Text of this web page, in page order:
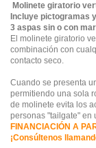
Molinete giratorio
Incluye pictogramas
3 aspas sin o con
El molinete giratorio
combinación con
contacto seco.
Cuando se presenta
permitiendo una sola
de molinete evita los
personas "tailgate" en
FINANCIACIÓN A
¡Consúltenos